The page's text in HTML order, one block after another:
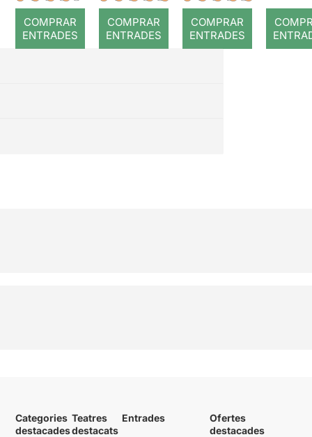
COMPRAR
ENTRADES
COMPRAR
ENTRADES
COMPRAR
ENTRADES
de
Categories
destacades
Teatres
destacats
Entrades
Ofertes
destacades